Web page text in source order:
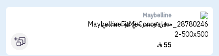
Maybelline
ميبلين كونسيلر خافي عيوب فيت مي
55
